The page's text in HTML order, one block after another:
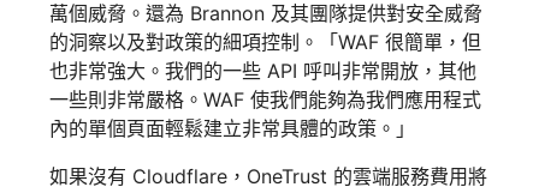
萬個威脅。還為 Brannon 及其團隊提供對安全威脅
的洞察以及對政策的細項控制。「WAF 很簡單，但
也非常強大。我們的一些 API 呼叫非常開放，其他
一些則非常嚴格。WAF 使我們能夠為我們應用程式
內的單個頁面輕鬆建立非常具體的政策。」
如果沒有 Cloudflare，OneTrust 的雲端服務費用將